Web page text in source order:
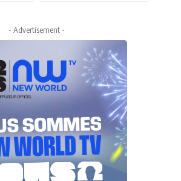
- Advertisement -